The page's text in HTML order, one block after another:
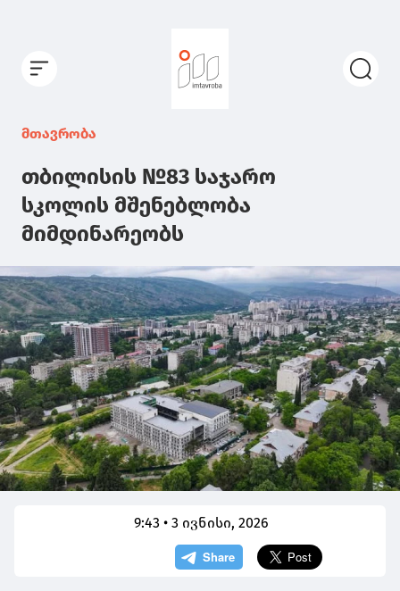
მთავრობა
თბილისის №83 საჯარო
სკოლის მშენებლობა
მიმდინარეობს
9:43 • 3 ივნისი, 2026